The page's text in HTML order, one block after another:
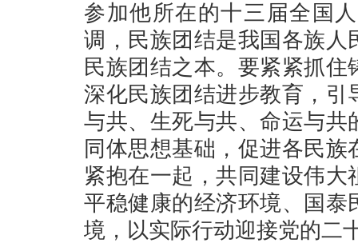
参加他所在的十三届全国
调，民族团结是我国各族
民族团结之本。要紧紧抓
深化民族团结进步教育，
与共、生死与共、命运与
同体思想基础，促进各民
紧抱在一起，共同建设伟
平稳健康的经济环境、国
境，以实际行动迎接党的二